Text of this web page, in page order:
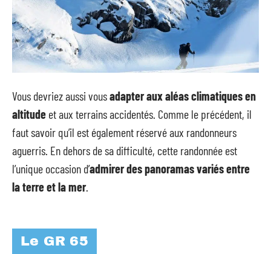
Vous devriez aussi vousadapter aux aléas climatiques en
altitude et aux terrains accidentés. Comme le précédent, il
faut savoir qu’il est également réservé aux randonneurs
aguerris. En dehors de sa difficulté, cette randonnée est
l’unique occasion d’admirer des panoramas variés entre
la terre et la mer.
Le GR 65